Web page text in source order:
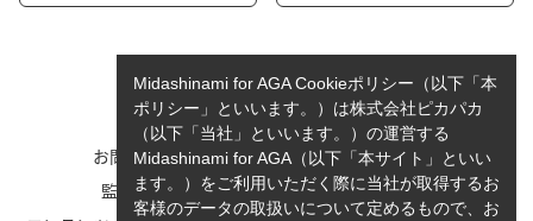
お問い合わせ
運営者情報
監修者一覧
cookieポリシーについて
Midashinami for AGA Cookieポリシー（以下「本
ポリシー」といいます。）は株式会社ピカパカ
（以下「当社」といいます。）の運営する
Midashinami for AGA（以下「本サイト」といい
ます。）をご利用いただく際に当社が取得するお
客様のデータの取扱いについて定めるもので、お